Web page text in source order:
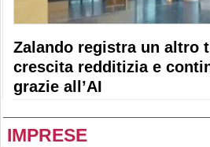
Zalando registra un altro
crescita redditizia e
grazie all’AI
IMPRESE